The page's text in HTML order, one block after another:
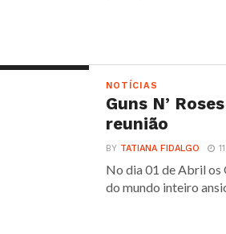
NOTÍCIAS
Guns N’
reunião
BY TATIANA FIDALGO
No dia 01 de Abril os
do mundo inteiro